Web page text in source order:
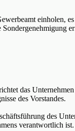
einholen,
das
des Vorstandes.
des
verantwortlich